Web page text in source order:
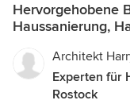
Hervorgehobene
Haussanierung,
Architekt
Experten für
Rostock